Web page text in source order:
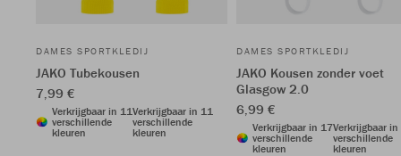
DAMES SPORTKLEDIJ
JAKO Tubekousen
7,99 €
Verkrijgbaar in 11
verschillende
kleuren
Verkrijgbaar in 11
verschillende
kleuren
DAMES SPORTKLEDIJ
JAKO Kousen zonder voet
Glasgow 2.0
6,99 €
Verkrijgbaar in 17
verschillende
kleuren
Verkrijgbaar
verschillende
kleuren